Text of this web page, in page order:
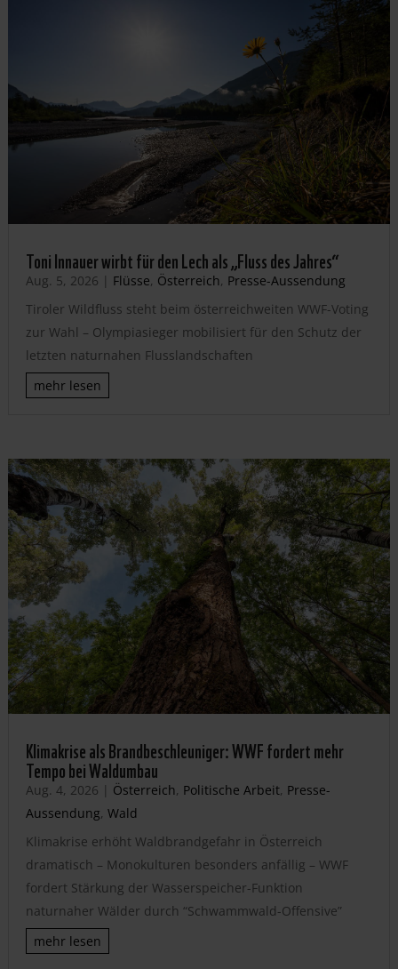
Toni Innauer wirbt für den Lech als „Fluss des Jahres“
Aug. 5, 2026 | Flüsse, Österreich, Presse-Aussendung
Tiroler Wildfluss steht beim österreichweiten WWF-Voting
zur Wahl – Olympiasieger mobilisiert für den Schutz der
letzten naturnahen Flusslandschaften
mehr lesen
Klimakrise als Brandbeschleuniger: WWF fordert mehr
Tempo bei Waldumbau
Aug. 4, 2026 | Österreich, Politische Arbeit, Presse-
Aussendung, Wald
Klimakrise erhöht Waldbrandgefahr in Österreich
dramatisch – Monokulturen besonders anfällig – WWF
fordert Stärkung der Wasserspeicher-Funktion
naturnaher Wälder durch “Schwammwald-Offensive”
mehr lesen